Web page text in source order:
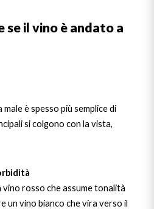
se il vino è andato a
è spesso più semplice di
si colgono con la vista,
vino rosso che assume tonalità
un vino bianco che vira verso il